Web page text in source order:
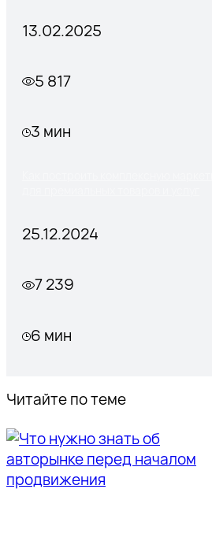
13.02.2025
5 817
3 мин
25.12.2024
7 239
6 мин
Читайте по теме